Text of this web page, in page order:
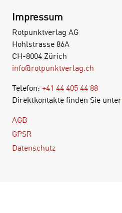
Impressum
Rotpunktverlag AG
Hohlstrasse 86A
CH-8004 Zürich
info@rotpunktverlag.ch
Telefon: +41 44 405 44 88
Direktkontakte finden Sie unter
AGB
GPSR
Datenschutz